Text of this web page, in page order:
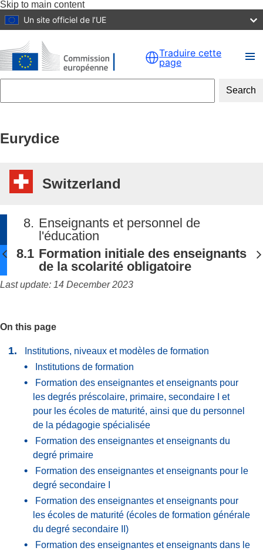
Skip to main content
Un site officiel de l’UE
Traduire cette
page
Search
Eurydice
Switzerland
8. Enseignants et personnel de
l'éducation
8.1 Formation initiale des enseignants
de la scolarité obligatoire
Last update: 14 December 2023
On this page
Institutions, niveaux et modèles de formation
Institutions de formation
Formation des enseignantes et enseignants pour
les degrés préscolaire, primaire, secondaire I et
pour les écoles de maturité, ainsi que du personnel
de la pédagogie spécialisée
Formation des enseignantes et enseignants du
degré primaire
Formation des enseignantes et enseignants pour le
degré secondaire I
Formation des enseignantes et enseignants pour
les écoles de maturité (écoles de formation générale
du degré secondaire II)
Formation des enseignantes et enseignants dans le